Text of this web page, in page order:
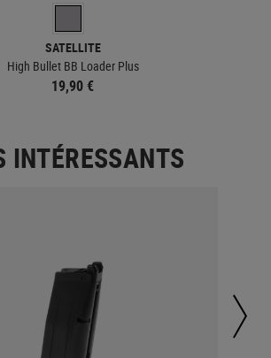
SATELLITE
High Bullet BB Loader Plus
19,90 €
INTÉRESSANTS